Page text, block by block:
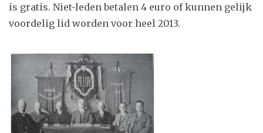
is gratis. Niet-leden betalen 4 euro of kunnen gelijk
voordelig lid worden voor heel 2013.